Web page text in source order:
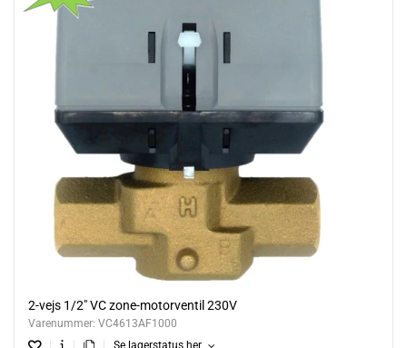
2-vejs 1/2" VC zone-motorventil 230V
Varenummer: VC4613AF1000
Se lagerstatus her